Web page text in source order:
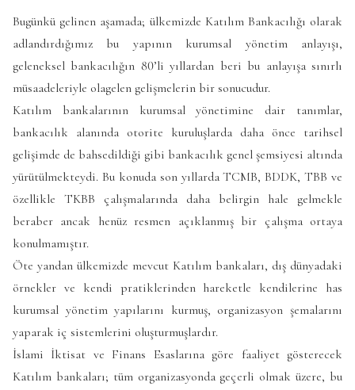
Bugünkü gelinen aşamada; ülkemizde Katılım Bankacılığı olarak
adlandırdığımız bu yapının kurumsal yönetim anlayışı,
geleneksel bankacılığın 80’li yıllardan beri bu anlayışa sınırlı
müsaadeleriyle olagelen gelişmelerin bir sonucudur.
Katılım bankalarının kurumsal yönetimine dair tanımlar,
bankacılık alanında otorite kuruluşlarda daha önce tarihsel
gelişimde de bahsedildiği gibi bankacılık genel şemsiyesi altında
yürütülmekteydi. Bu konuda son yıllarda TCMB, BDDK, TBB ve
özellikle TKBB çalışmalarında daha belirgin hale gelmekle
beraber ancak henüz resmen açıklanmış bir çalışma ortaya
konulmamıştır.
Öte yandan ülkemizde mevcut Katılım bankaları, dış dünyadaki
örnekler ve kendi pratiklerinden hareketle kendilerine has
kurumsal yönetim yapılarını kurmuş, organizasyon şemalarını
yaparak iç sistemlerini oluşturmuşlardır.
İslami İktisat ve Finans Esaslarına göre faaliyet gösterecek
Katılım bankaları; tüm organizasyonda geçerli olmak üzere, bu